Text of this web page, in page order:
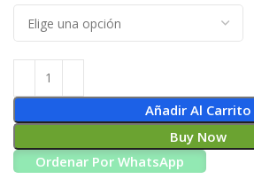
Añadir Al Carrito
Buy Now
Ordenar Por WhatsApp